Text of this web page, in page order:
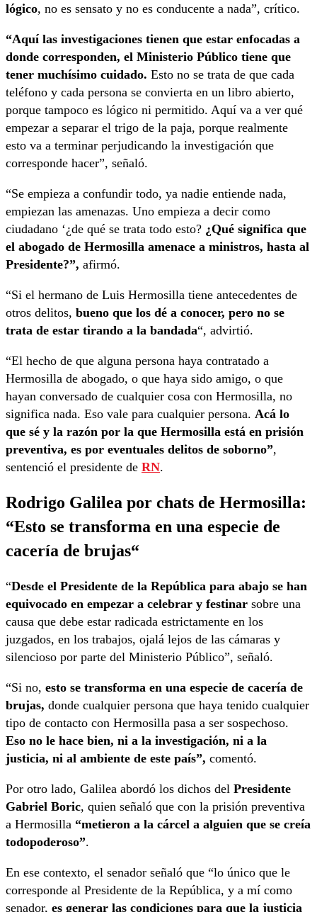
lógico, no es sensato y no es conducente a nada”, crítico.
“Aquí las investigaciones tienen que estar enfocadas a
donde corresponden, el Ministerio Público tiene que
tener muchísimo cuidado. Esto no se trata de que cada
teléfono y cada persona se convierta en un libro abierto,
porque tampoco es lógico ni permitido. Aquí va a ver qué
empezar a separar el trigo de la paja, porque realmente
esto va a terminar perjudicando la investigación que
corresponde hacer”, señaló.
“Se empieza a confundir todo, ya nadie entiende nada,
empiezan las amenazas. Uno empieza a decir como
ciudadano ‘¿de qué se trata todo esto? ¿Qué significa que
el abogado de Hermosilla amenace a ministros, hasta al
Presidente?”, afirmó.
“Si el hermano de Luis Hermosilla tiene antecedentes de
otros delitos, bueno que los dé a conocer, pero no se
trata de estar tirando a la bandada“, advirtió.
“El hecho de que alguna persona haya contratado a
Hermosilla de abogado, o que haya sido amigo, o que
hayan conversado de cualquier cosa con Hermosilla, no
significa nada. Eso vale para cualquier persona. Acá lo
que sé y la razón por la que Hermosilla está en prisión
preventiva, es por eventuales delitos de soborno”,
sentenció el presidente de RN.
Rodrigo Galilea por chats de Hermosilla:
“Esto se transforma en una especie de
cacería de brujas“
“Desde el Presidente de la República para abajo se han
equivocado en empezar a celebrar y festinar sobre una
causa que debe estar radicada estrictamente en los
juzgados, en los trabajos, ojalá lejos de las cámaras y
silencioso por parte del Ministerio Público”, señaló.
“Si no, esto se transforma en una especie de cacería de
brujas, donde cualquier persona que haya tenido cualquier
tipo de contacto con Hermosilla pasa a ser sospechoso.
Eso no le hace bien, ni a la investigación, ni a la
justicia, ni al ambiente de este país”, comentó.
Por otro lado, Galilea abordó los dichos del Presidente
Gabriel Boric, quien señaló que con la prisión preventiva
a Hermosilla “metieron a la cárcel a alguien que se creía
todopoderoso”.
En ese contexto, el senador señaló que “lo único que le
corresponde al Presidente de la República, y a mí como
senador, es generar las condiciones para que la justicia